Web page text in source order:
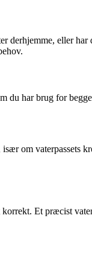
eller
du har brug for
om vaterpassets
Et præcist